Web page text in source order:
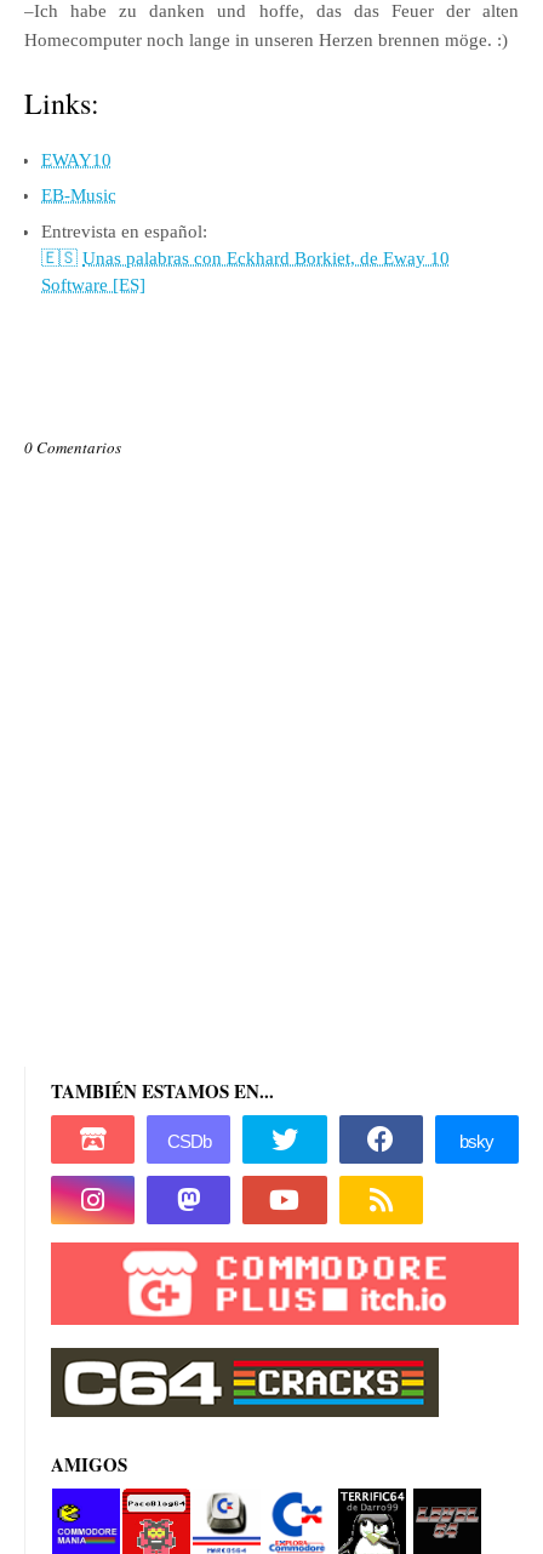
–Ich habe zu danken und hoffe, das das Feuer der alten
Homecomputer noch lange in unseren Herzen brennen möge. :)
Links:
EWAY10
EB-Music
Entrevista en español:
Unas palabras con Eckhard Borkiet, de Eway 10
Software [ES]
0 Comentarios
TAMBIÉN ESTAMOS EN...
AMIGOS
ore manía
Explora
Commod
ore
PacoBlog
64
Terrifi64
de
Darro99
Marcos64